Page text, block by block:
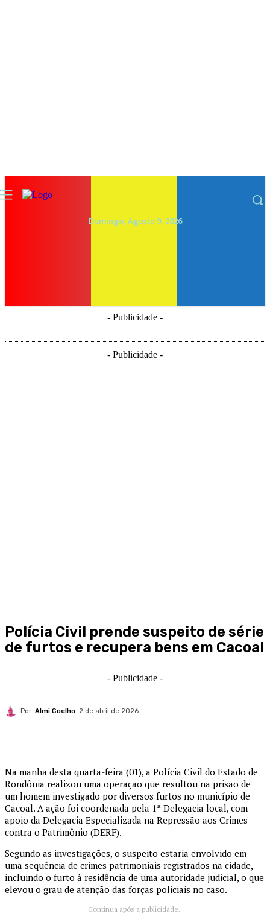
Domingo, Agosto 9, 2026
- Publicidade -
- Publicidade -
Polícia Civil prende suspeito de série
de furtos e recupera bens em Cacoal
- Publicidade -
Por Almi Coelho 2 de abril de 2026
Na manhã desta quarta-feira (01), a Polícia Civil do Estado de
Rondônia realizou uma operação que resultou na prisão de
um homem investigado por diversos furtos no município de
Cacoal. A ação foi coordenada pela 1ª Delegacia local, com
apoio da Delegacia Especializada na Repressão aos Crimes
contra o Patrimônio (DERF).
Segundo as investigações, o suspeito estaria envolvido em
uma sequência de crimes patrimoniais registrados na cidade,
incluindo o furto à residência de uma autoridade judicial, o que
elevou o grau de atenção das forças policiais no caso.
Continua após a publicidade..